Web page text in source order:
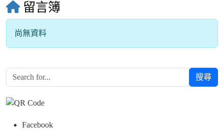
留言簿
尚無資料
搜尋
Facebook